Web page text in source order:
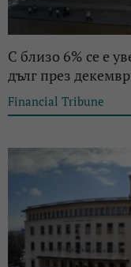
С близо 6% се е
дълг през
Financial Tribune